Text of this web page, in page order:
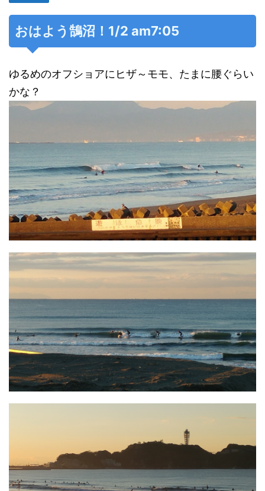
おはよう鵠沼！1/2 am7:05
ゆるめのオフショアにヒザ～モモ、たまに腰ぐらい
かな？